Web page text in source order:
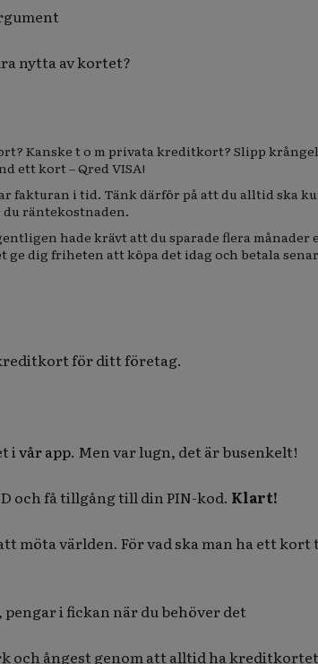
nytta av kortet?
Kanske t o m privata kreditkort? Slipp
ett kort – Qred VISA!
fakturan i tid. Tänk därför på att du alltid ska
du räntekostnaden.
hade krävt att du sparade flera månader
dig friheten att köpa det idag och betala
för ditt företag.
ivår app. Men var lugn, det är busenkelt!
och få tillgång till din PIN-kod. Klart!
möta världen. För vad ska man ha ett kort
i fickan när du behöver det
och ångest genom att alltid ha